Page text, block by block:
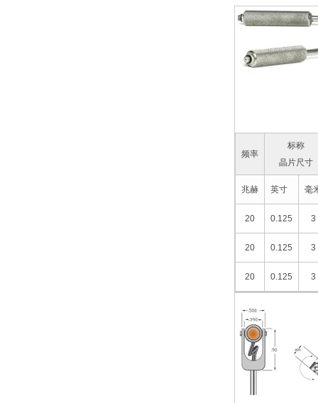
频率
标称
晶片尺寸
兆赫 英寸 毫
20 0.125 3
20 0.125 3
20 0.125 3